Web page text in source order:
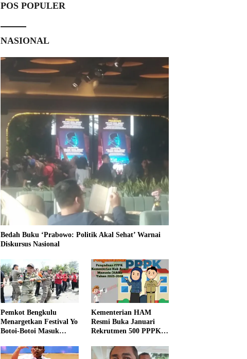
POS POPULER
NASIONAL
Bedah Buku ‘Prabowo: Politik Akal Sehat’ Warnai
Diskursus Nasional
Pemkot Bengkulu
Menargetkan Festival Yo
Botoi-Botoi Masuk
Nasional
Kementerian HAM
Resmi Buka Januari
Rekrutmen 500 PPPK,